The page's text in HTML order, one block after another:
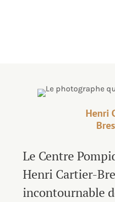
Henri
Le Centre
Henri Cartier-
incontournable